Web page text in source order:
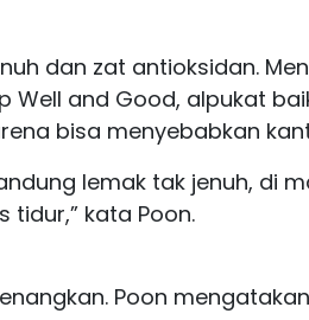
dan zat antioksidan.
Well and Good, alpukat
bisa menyebabkan
lemak tak jenuh, di
kata Poon.
Poon